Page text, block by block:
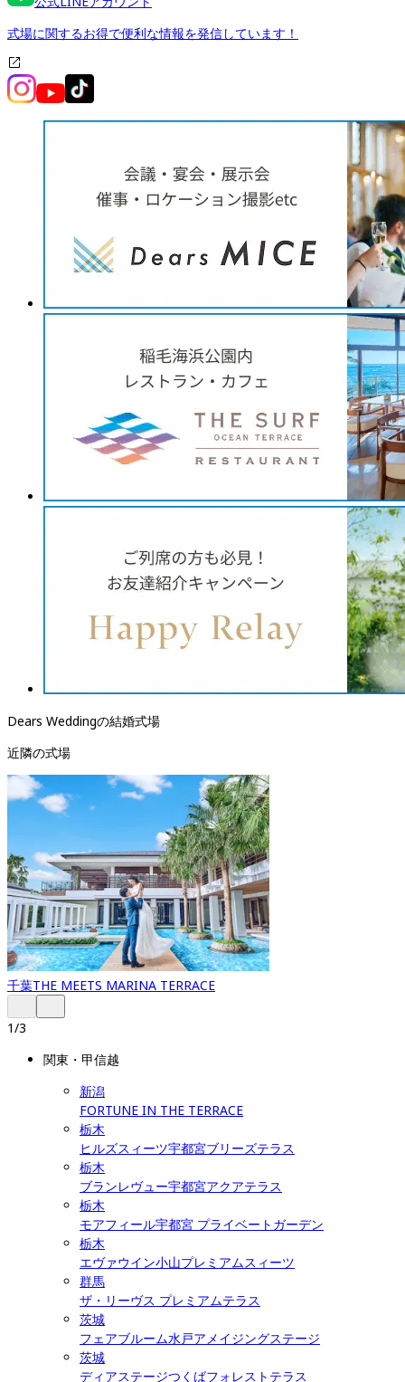
式場に関するお得で便利な情報を発信しています！
Dears Weddingの結婚式場
近隣の式場
千葉THE MEETS MARINA TERRACE
1/3
関東・甲信越
新潟
FORTUNE IN THE TERRACE
栃木
ヒルズスィーツ宇都宮ブリーズテラス
栃木
ブランレヴュー宇都宮アクアテラス
栃木
モアフィール宇都宮 プライベートガーデン
栃木
エヴァウイン小山プレミアムスィーツ
群馬
ザ・リーヴス プレミアムテラス
茨城
フェアブルーム水戸アメイジングステージ
茨城
ディアステージつくばフォレストテラス